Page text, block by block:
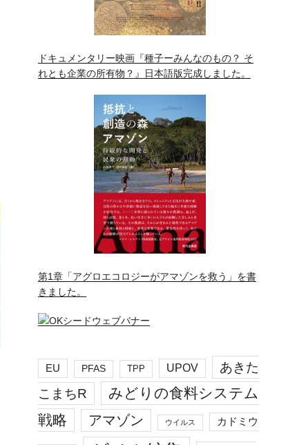
ドキュメンタリー映画『種子ーみんなのもの？ そ
れとも企業の所有物？』日本語版完成しました。
第1章「アグロエコロジーがアマゾンを救う」を書
きました。
EU PFAS TPP UPOV
あきた
こまちR
みどりの食料システム
戦略
アマゾン ウイルス カドミウ